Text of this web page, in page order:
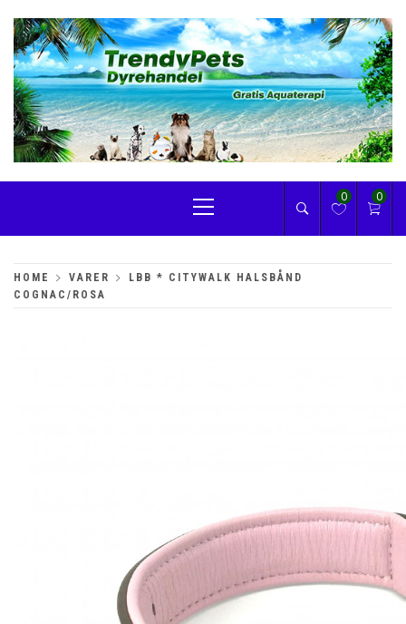
content
TRENDYPETS
Menu
0 0
HOME VARER
LBB * CITYWALK HALSBÅND
COGNAC/ROSA